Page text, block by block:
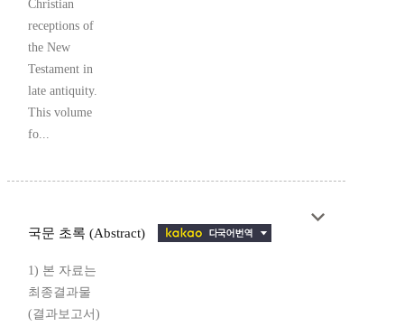
Christian
receptions of
the New
Testament in
late antiquity.
This volume
fo...
국문 초록 (Abstract)
1) 본 자료는
최종결과물
(결과보고서)